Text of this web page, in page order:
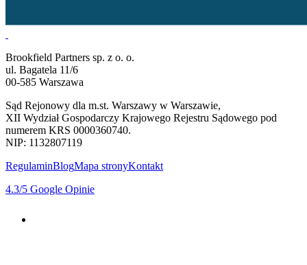
Brookfield Partners sp. z o. o.
ul. Bagatela 11/6
00-585 Warszawa
Sąd Rejonowy dla m.st. Warszawy w Warszawie,
XII Wydział Gospodarczy Krajowego Rejestru Sądowego pod
numerem KRS 0000360740.
NIP: 1132807119
RegulaminBlogMapa stronyKontakt
4.3/5 Google Opinie